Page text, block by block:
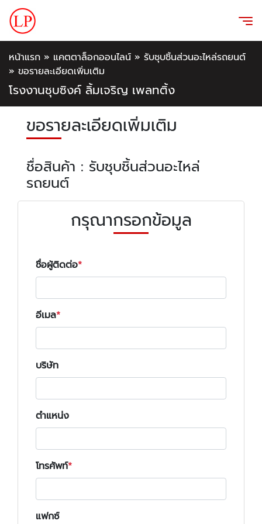
หน้าแรก » แคตตาล็อกออนไลน์ » รับชุบชิ้นส่วนอะไหล่รถยนต์
» ขอรายละเอียดเพิ่มเติม
โรงงานชุบซิงค์ ลิ้มเจริญ เพลทติ้ง
ขอรายละเอียดเพิ่มเติม
ชื่อสินค้า : รับชุบชิ้นส่วนอะไหล่
รถยนต์
กรุณากรอกข้อมูล
ชื่อผู้ติดต่อ
อีเมล
บริษัท
ตำแหน่ง
โทรศัพท์
แฟกซ์